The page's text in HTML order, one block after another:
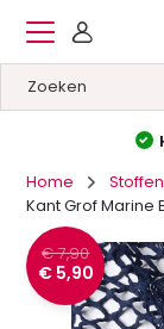
Home
Stoffen
Kant Grof Marine
€ 7,90
€ 5,90